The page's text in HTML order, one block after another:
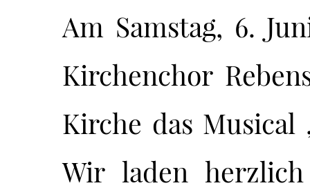
Am Samstag, 6.
Kirchenchor
Kirche das Musical
Wir laden